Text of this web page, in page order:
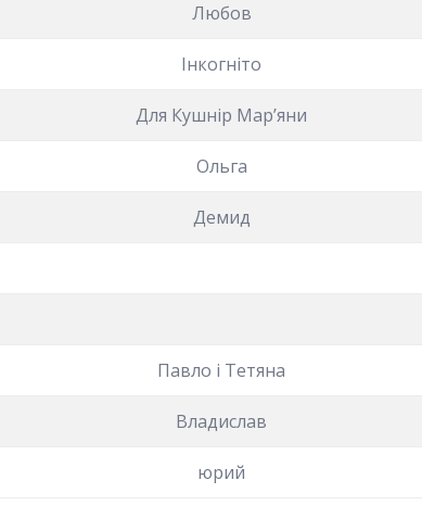
Любов
Інкогніто
Для Кушнір Марʼяни
Ольга
Демид
Павло і Тетяна
Владислав
юрий